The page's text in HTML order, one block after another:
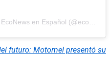
futuro: Motomel presentó su